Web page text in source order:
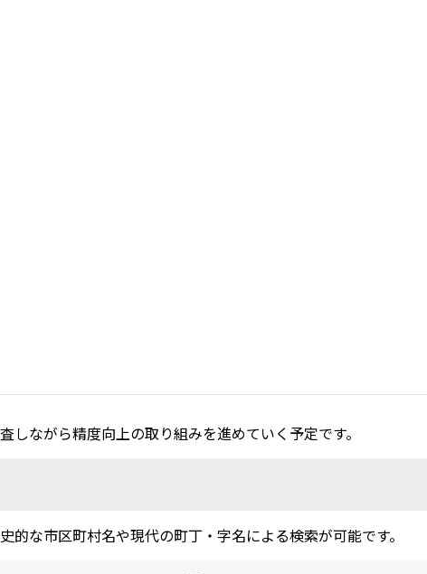
しながら精度向上の取り組みを進めていく予定です。
的な市区町村名や現代の町丁・字名による検索が可能です。